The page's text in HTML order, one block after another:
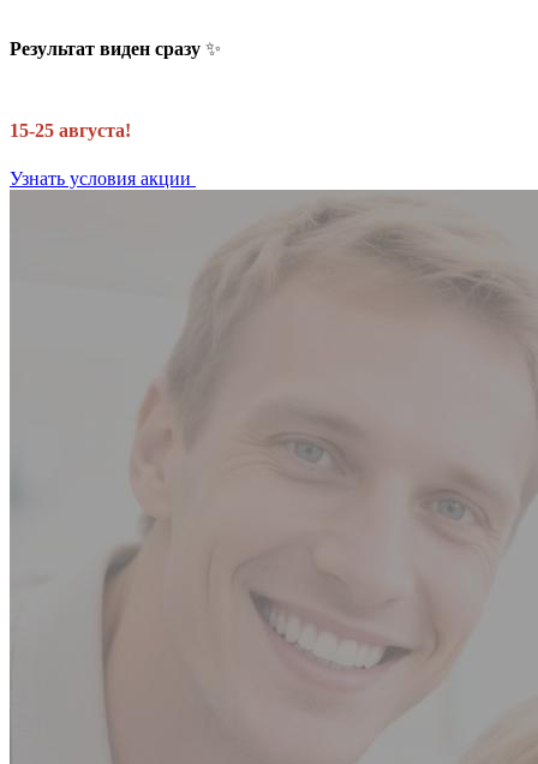
Результат виден сразу ✨
15-25 августа!
Узнать условия акции